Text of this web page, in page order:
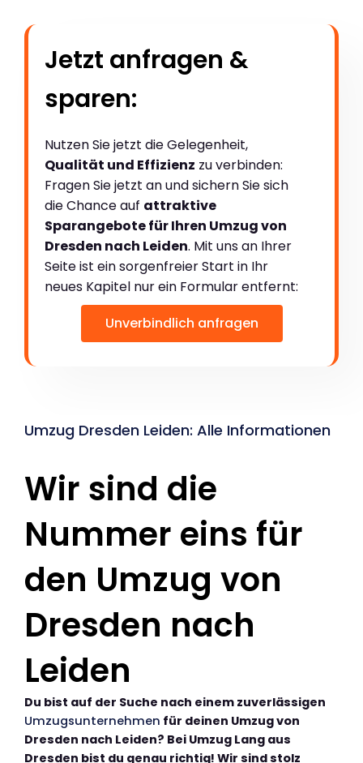
Jetzt anfragen &
sparen:
Nutzen Sie jetzt die Gelegenheit,
Qualität und Effizienz zu verbinden:
Fragen Sie jetzt an und sichern Sie sich
die Chance auf attraktive
Sparangebote für Ihren Umzug von
Dresden nach Leiden. Mit uns an Ihrer
Seite ist ein sorgenfreier Start in Ihr
neues Kapitel nur ein Formular entfernt:
Unverbindlich anfragen
Umzug Dresden Leiden: Alle Informationen
Wir sind die
Nummer eins für
den Umzug von
Dresden nach
Leiden
Du bist auf der Suche nach einem zuverlässigen
Umzugsunternehmen für deinen Umzug von
Dresden nach Leiden? Bei Umzug Lang aus
Dresden bist du genau richtig! Wir sind stolz